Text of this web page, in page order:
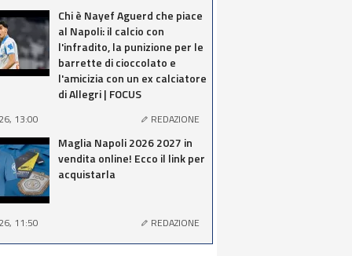
Chi è Nayef Aguerd che piace
al Napoli: il calcio con
l'infradito, la punizione per le
barrette di cioccolato e
l'amicizia con un ex calciatore
di Allegri | FOCUS
13:00 REDAZIONE
Maglia Napoli 2026 2027 in
vendita online! Ecco il link per
acquistarla
11:50 REDAZIONE